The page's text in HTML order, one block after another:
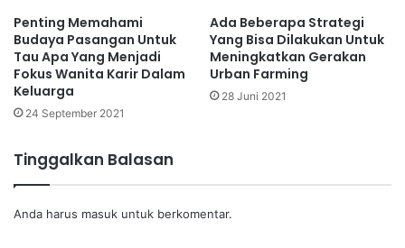
Penting Memahami
Budaya Pasangan Untuk
Tau Apa Yang Menjadi
Fokus Wanita Karir Dalam
Keluarga
24 September 2021
Ada Beberapa Strategi
Yang Bisa Dilakukan Untuk
Meningkatkan Gerakan
Urban Farming
28 Juni 2021
Tinggalkan Balasan
Anda harus masuk untuk berkomentar.